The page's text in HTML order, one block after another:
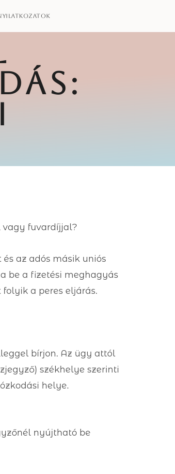
fuvardíjjal?
az adós másik uniós
be a fizetési meghagyás
a peres eljárás.
bírjon. Az ügy attól
székhelye szerinti
helye.
nyújtható be